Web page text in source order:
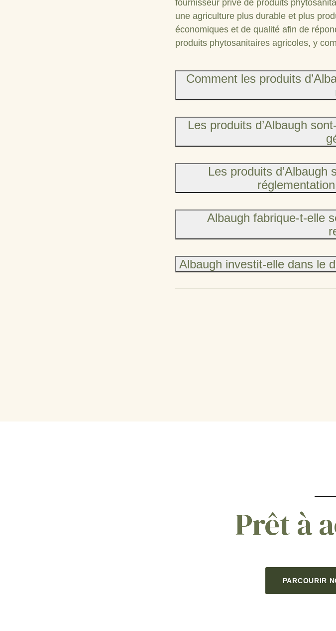
fournisseur privé de produits
une agriculture plus durable et plus
économiques et de qualité afin de
produits phytosanitaires agricoles, y
Comment les produits
Les produits d’Albaugh
Les produits
Albaugh fabrique-t-elle
Albaugh investit-elle dans le
Prêt à
PARCOURIR